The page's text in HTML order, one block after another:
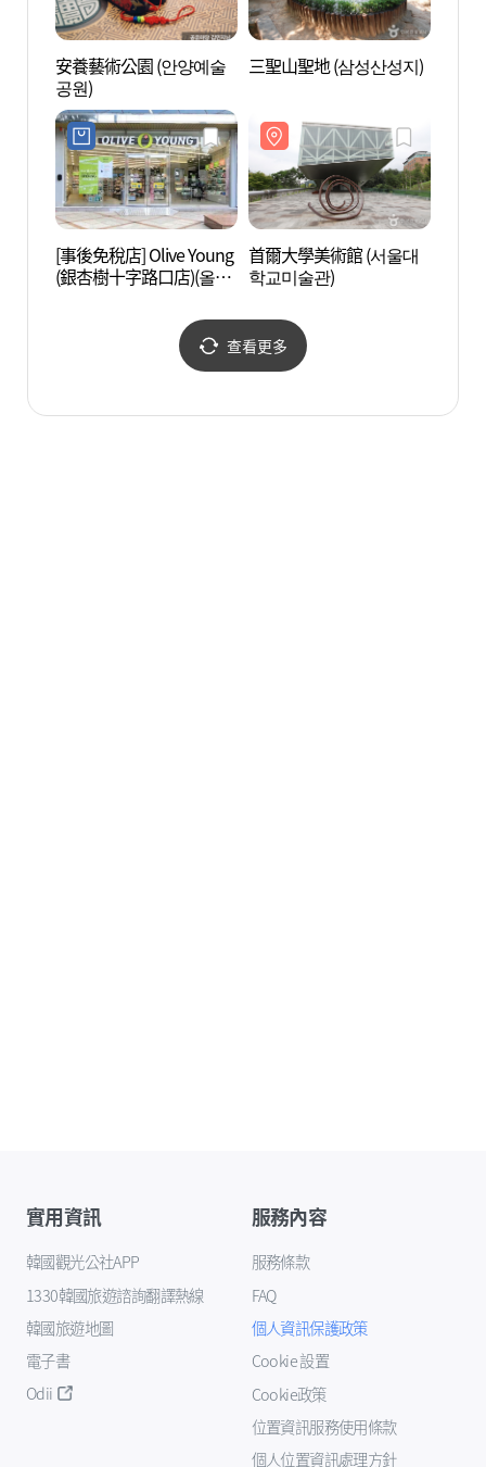
安養藝術公園 (안양예술
공원)
三聖山聖地 (삼성산성지)
[事後免稅店] Olive Young
(銀杏樹十字路口店)(올리
首爾大學美術館 (서울대
학교미술관)
查看更多
實用資訊
韓國觀光公社APP
1330韓國旅遊諮詢翻譯熱線
韓國旅遊地圖
電子書
Odii
服務內容
服務條款
FAQ
個人資訊保護政策
Cookie 設置
Cookie政策
位置資訊服務使用條款
個人位置資訊處理方針